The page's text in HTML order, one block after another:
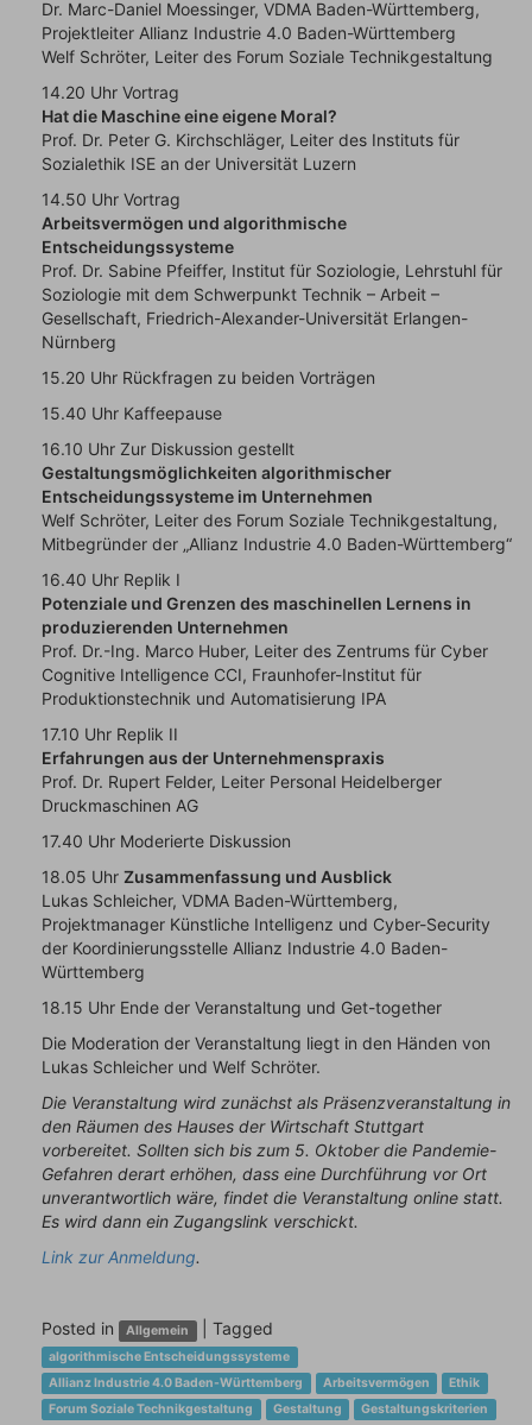
Dr. Marc-Daniel Moessinger, VDMA Baden-Württemberg,
Projektleiter Allianz Industrie 4.0 Baden-Württemberg
Welf Schröter, Leiter des Forum Soziale Technikgestaltung
14.20 Uhr Vortrag
Hat die Maschine eine eigene Moral?
Prof. Dr. Peter G. Kirchschläger, Leiter des Instituts für
Sozialethik ISE an der Universität Luzern
14.50 Uhr Vortrag
Arbeitsvermögen und algorithmische
Entscheidungssysteme
Prof. Dr. Sabine Pfeiffer, Institut für Soziologie, Lehrstuhl für
Soziologie mit dem Schwerpunkt Technik – Arbeit –
Gesellschaft, Friedrich-Alexander-Universität Erlangen-
Nürnberg
15.20 Uhr Rückfragen zu beiden Vorträgen
15.40 Uhr Kaffeepause
16.10 Uhr Zur Diskussion gestellt
Gestaltungsmöglichkeiten algorithmischer
Entscheidungssysteme im Unternehmen
Welf Schröter, Leiter des Forum Soziale Technikgestaltung,
Mitbegründer der „Allianz Industrie 4.0 Baden-Württemberg“
16.40 Uhr Replik I
Potenziale und Grenzen des maschinellen Lernens in
produzierenden Unternehmen
Prof. Dr.-Ing. Marco Huber, Leiter des Zentrums für Cyber
Cognitive Intelligence CCI, Fraunhofer-Institut für
Produktionstechnik und Automatisierung IPA
17.10 Uhr Replik II
Erfahrungen aus der Unternehmenspraxis
Prof. Dr. Rupert Felder, Leiter Personal Heidelberger
Druckmaschinen AG
17.40 Uhr Moderierte Diskussion
18.05 Uhr Zusammenfassung und Ausblick
Lukas Schleicher, VDMA Baden-Württemberg,
Projektmanager Künstliche Intelligenz und Cyber-Security
der Koordinierungsstelle Allianz Industrie 4.0 Baden-
Württemberg
18.15 Uhr Ende der Veranstaltung und Get-together
Die Moderation der Veranstaltung liegt in den Händen von
Lukas Schleicher und Welf Schröter.
Die Veranstaltung wird zunächst als Präsenzveranstaltung in
den Räumen des Hauses der Wirtschaft Stuttgart
vorbereitet. Sollten sich bis zum 5. Oktober die Pandemie-
Gefahren derart erhöhen, dass eine Durchführung vor Ort
unverantwortlich wäre, findet die Veranstaltung online statt.
Es wird dann ein Zugangslink verschickt.
Link zur Anmeldung.
Posted in Allgemein Tagged
algorithmische Entscheidungssysteme
Allianz Industrie 4.0 Baden-Württemberg
Arbeitsvermögen
Ethik
Forum Soziale Technikgestaltung
Gestaltung Gestaltungskriterien